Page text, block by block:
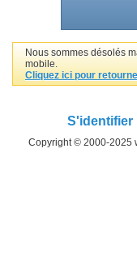
Nous sommes désolés
mobile.
Cliquez ici pour
S'identifier
Copyright © 2000-2025